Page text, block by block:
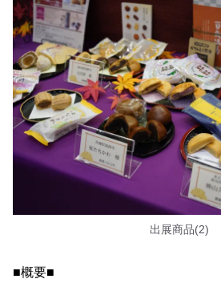
出展商品(2)
■概要■